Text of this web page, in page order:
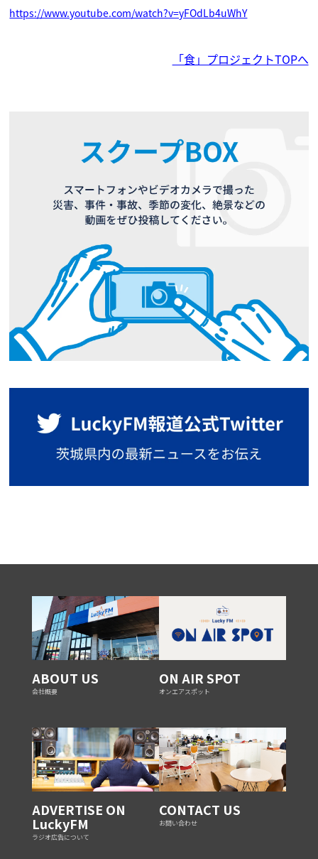
https://www.youtube.com/watch?v=yFOdLb4uWhY
「食」プロジェクトTOPへ
ABOUT US
会社概要
ON AIR SPOT
オンエアスポット
ADVERTISE ON
LuckyFM
ラジオ広告について
CONTACT US
お問い合わせ